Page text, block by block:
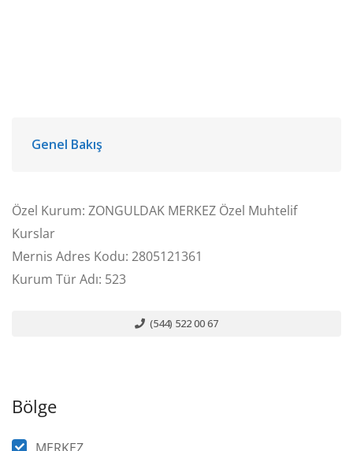
Genel Bakış
Özel Kurum: ZONGULDAK MERKEZ Özel Muhtelif
Kurslar
Mernis Adres Kodu: 2805121361
Kurum Tür Adı: 523
(544) 522 00 67
Bölge